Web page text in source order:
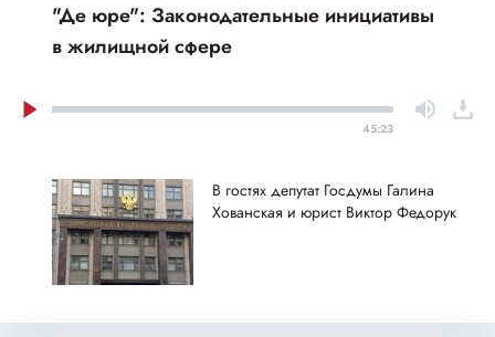
"Де юре": Законодательные инициативы
в жилищной сфере
45:23
В гостях депутат Госдумы Галина
Хованская и юрист Виктор Федорук